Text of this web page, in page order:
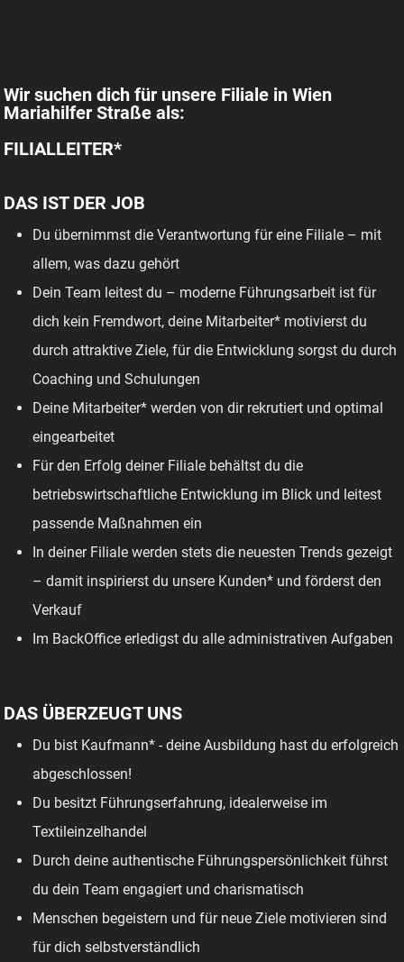
Wir suchen dich für unsere Filiale in Wien
Mariahilfer Straße als:
FILIALLEITER*
DAS IST DER JOB
Du übernimmst die Verantwortung für eine Filiale – mit
allem, was dazu gehört
Dein Team leitest du – moderne Führungsarbeit ist für
dich kein Fremdwort, deine Mitarbeiter* motivierst du
durch attraktive Ziele, für die Entwicklung sorgst du durch
Coaching und Schulungen
Deine Mitarbeiter* werden von dir rekrutiert und optimal
eingearbeitet
Für den Erfolg deiner Filiale behältst du die
betriebswirtschaftliche Entwicklung im Blick und leitest
passende Maßnahmen ein
In deiner Filiale werden stets die neuesten Trends gezeigt
– damit inspirierst du unsere Kunden* und förderst den
Verkauf
Im BackOffice erledigst du alle administrativen Aufgaben
DAS ÜBERZEUGT UNS
Du bist Kaufmann* - deine Ausbildung hast du erfolgreich
abgeschlossen!
Du besitzt Führungserfahrung, idealerweise im
Textileinzelhandel
Durch deine authentische Führungspersönlichkeit führst
du dein Team engagiert und charismatisch
Menschen begeistern und für neue Ziele motivieren sind
für dich selbstverständlich